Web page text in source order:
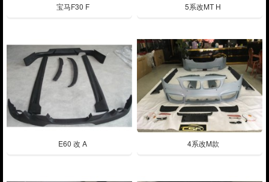
宝马F30 F 5系改MT H
E60 改 A 4系改M款